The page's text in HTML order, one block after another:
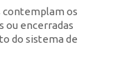
contemplam os
ou encerradas
do sistema de